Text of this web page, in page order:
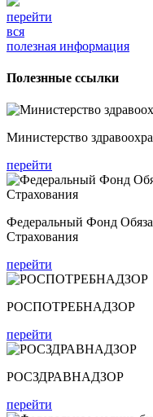
перейти
вся
полезная информация
Полезнные ссылки
Министерство
перейти
Федеральный Фонд
Страхования
перейти
РОСПОТРЕБНАДЗОР
перейти
РОСЗДРАВНАДЗОР
перейти